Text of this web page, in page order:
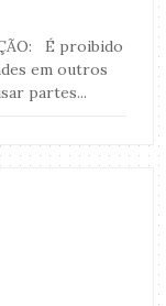
É proibido
em outros
partes...